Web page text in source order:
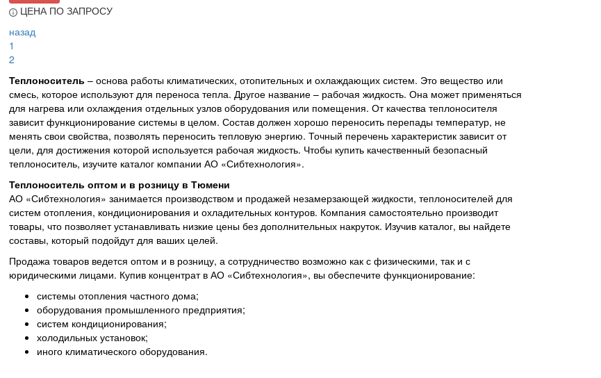
ЦЕНА ПО ЗАПРОСУ
назад
1
2
Теплоноситель – основа работы климатических, отопительных и охлаждающих систем. Это вещество или
смесь, которое используют для переноса тепла. Другое название – рабочая жидкость. Она может применяться
для нагрева или охлаждения отдельных узлов оборудования или помещения. От качества теплоносителя
зависит функционирование системы в целом. Состав должен хорошо переносить перепады температур, не
менять свои свойства, позволять переносить тепловую энергию. Точный перечень характеристик зависит от
цели, для достижения которой используется рабочая жидкость. Чтобы купить качественный безопасный
теплоноситель, изучите каталог компании АО «Сибтехнология».
Теплоноситель оптом и в розницу в Тюмени
АО «Сибтехнология» занимается производством и продажей незамерзающей жидкости, теплоносителей для
систем отопления, кондиционирования и охладительных контуров. Компания самостоятельно производит
товары, что позволяет устанавливать низкие цены без дополнительных накруток. Изучив каталог, вы найдете
составы, который подойдут для ваших целей.
Продажа товаров ведется оптом и в розницу, а сотрудничество возможно как с физическими, так и с
юридическими лицами. Купив концентрат в АО «Сибтехнология», вы обеспечите функционирование:
системы отопления частного дома;
оборудования промышленного предприятия;
систем кондиционирования;
холодильных установок;
иного климатического оборудования.